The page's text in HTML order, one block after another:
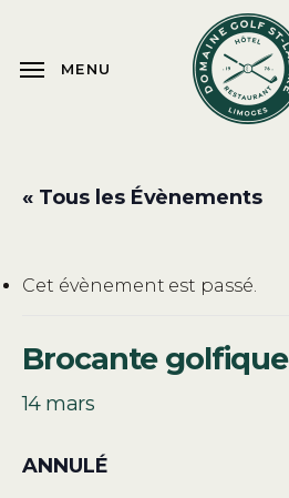
main
MENU
« Tous les Évènements
Cet évènement est passé.
Brocante golfique
14 mars
ANNULÉ